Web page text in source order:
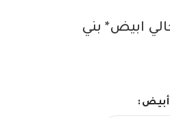
ابيض* بني
أبيض